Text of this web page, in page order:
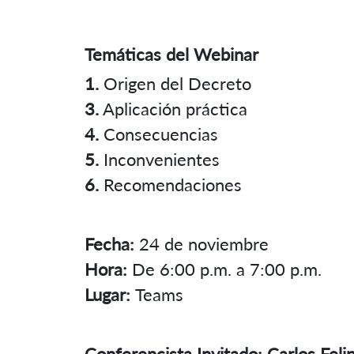
Temáticas del Webinar
1. Origen del Decreto
3.Aplicación práctica
4. Consecuencias
5. Inconvenientes
6. Recomendaciones
Fecha: 24 de noviembre
Hora: De 6:00 p.m. a 7:00 p.m.
Lugar: Teams